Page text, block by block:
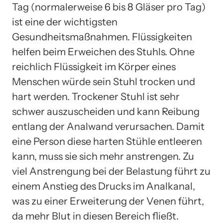
Tag (normalerweise 6 bis 8 Gläser pro Tag)
ist eine der wichtigsten
Gesundheitsmaßnahmen. Flüssigkeiten
helfen beim Erweichen des Stuhls. Ohne
reichlich Flüssigkeit im Körper eines
Menschen würde sein Stuhl trocken und
hart werden. Trockener Stuhl ist sehr
schwer auszuscheiden und kann Reibung
entlang der Analwand verursachen. Damit
eine Person diese harten Stühle entleeren
kann, muss sie sich mehr anstrengen. Zu
viel Anstrengung bei der Belastung führt zu
einem Anstieg des Drucks im Analkanal,
was zu einer Erweiterung der Venen führt,
da mehr Blut in diesen Bereich fließt.